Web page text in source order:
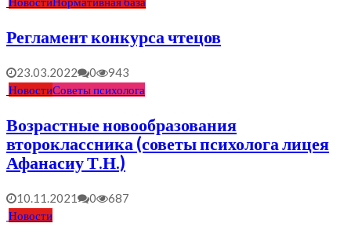
Регламент конкурса чтецов
23.03.2022 0
943
НовостиСоветы психолога
Возрастные новообразования
второклассника (советы психолога лицея
Афанасиу Т.Н.)
10.11.2021 0
687
Новости